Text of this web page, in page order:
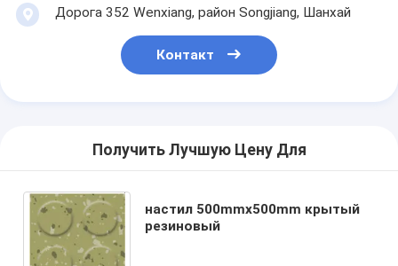
Дорога 352 Wenxiang, район Songjiang, Шанхай
Контакт
Получить Лучшую Цену Для
настил 500mmx500mm крытый
резиновый